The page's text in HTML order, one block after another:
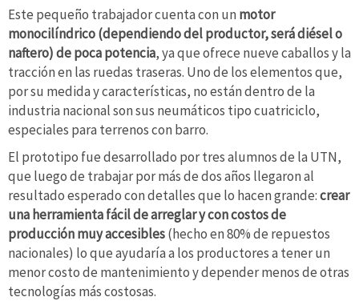
Este pequeño trabajador cuenta con un motor
monocilíndrico (dependiendo del productor, será diésel o
naftero) de poca potencia, ya que ofrece nueve caballos y la
tracción en las ruedas traseras. Uno de los elementos que,
por su medida y características, no están dentro de la
industria nacional son sus neumáticos tipo cuatriciclo,
especiales para terrenos con barro.
El prototipo fue desarrollado por tres alumnos de la UTN,
que luego de trabajar por más de dos años llegaron al
resultado esperado con detalles que lo hacen grande:crear
una herramienta fácil de arreglar y con costos de
producción muy accesibles(hecho en 80% de repuestos
nacionales) lo que ayudaría a los productores a tener un
menor costo de mantenimiento y depender menos de otras
tecnologías más costosas.